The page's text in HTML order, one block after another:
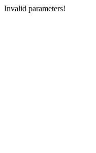
Invalid parameters!